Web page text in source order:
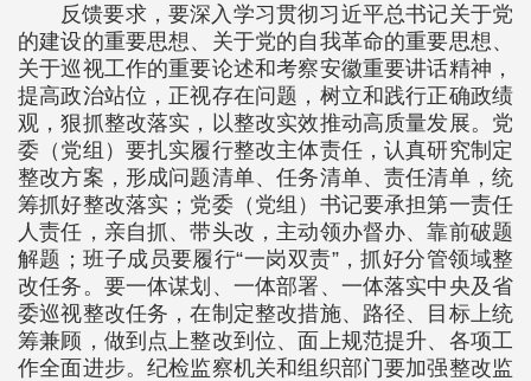
反馈要求，要深入学习贯彻习近平总书记关于党
的建设的重要思想、关于党的自我革命的重要思想、
关于巡视工作的重要论述和考察安徽重要讲话精神，
提高政治站位，正视存在问题，树立和践行正确政绩
观，狠抓整改落实，以整改实效推动高质量发展。党
委（党组）要扎实履行整改主体责任，认真研究制定
整改方案，形成问题清单、任务清单、责任清单，统
筹抓好整改落实；党委（党组）书记要承担第一责任
人责任，亲自抓、带头改，主动领办督办、靠前破题
解题；班子成员要履行“一岗双责”，抓好分管领域整
改任务。要一体谋划、一体部署、一体落实中央及省
委巡视整改任务，在制定整改措施、路径、目标上统
筹兼顾，做到点上整改到位、面上规范提升、各项工
作全面进步。纪检监察机关和组织部门要加强整改监